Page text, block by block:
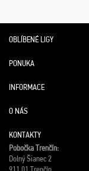
OBLÍBENÉ LIGY
PONUKA
INFORMACE
O NÁS
KONTAKTY
Pobočka Trenčín:
Dolný Šianec 2